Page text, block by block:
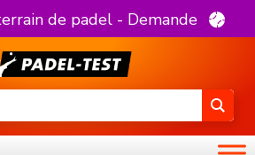
de padel - Demande